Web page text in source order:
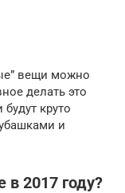
вещи можно
делать это
круто
и
2017 году?